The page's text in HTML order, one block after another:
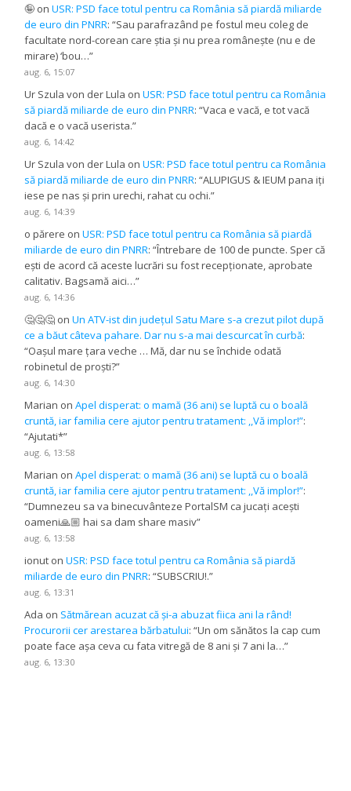
🤪 onUSR: PSD face totul pentru ca România să piardă miliarde
de euro din PNRR: “Sau parafrazând pe fostul meu coleg de
facultate nord-corean care știa și nu prea românește (nu e de
mirare) ‘bou…”
aug. 6, 15:07
Ur Szula von der Lula onUSR: PSD face totul pentru ca România
să piardă miliarde de euro din PNRR: “Vaca e vacă, e tot vacă
dacă e o vacă userista.”
aug. 6, 14:42
Ur Szula von der Lula onUSR: PSD face totul pentru ca România
să piardă miliarde de euro din PNRR: “ALUPIGUS & IEUM pana iți
iese pe nas și prin urechi, rahat cu ochi.”
aug. 6, 14:39
o părere onUSR: PSD face totul pentru ca România să piardă
miliarde de euro din PNRR: “Întrebare de 100 de puncte. Sper că
ești de acord că aceste lucrări su fost recepționate, aprobate
calitativ. Bagsamă aici…”
aug. 6, 14:36
🤔🤔🤔 onUn ATV-ist din județul Satu Mare s-a crezut pilot după
ce a băut câteva pahare. Dar nu s-a mai descurcat în curbă:
“Oașul mare țara veche … Mă, dar nu se închide odată
robinetul de proști?”
aug. 6, 14:30
Marian onApel disperat: o mamă (36 ani) se luptă cu o boală
cruntă, iar familia cere ajutor pentru tratament: ,,Vă implor!”:
“Ajutati*”
aug. 6, 13:58
Marian onApel disperat: o mamă (36 ani) se luptă cu o boală
cruntă, iar familia cere ajutor pentru tratament: ,,Vă implor!”:
“Dumnezeu sa va binecuvânteze PortalSM ca jucați acești
oameni🙏🏼 hai sa dam share masiv”
aug. 6, 13:58
ionut onUSR: PSD face totul pentru ca România să piardă
miliarde de euro din PNRR: “SUBSCRIU!.”
aug. 6, 13:31
Ada on Sătmărean acuzat că și-a abuzat fiica ani la rând!
Procurorii cer arestarea bărbatului: “Un om sănătos la cap cum
poate face așa ceva cu fata vitregă de 8 ani și 7 ani la…”
aug. 6, 13:30